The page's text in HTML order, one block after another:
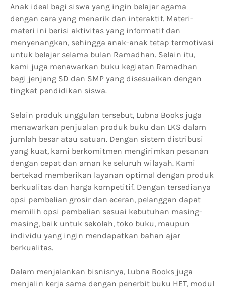
Anak ideal bagi siswa yang ingin belajar agama
dengan cara yang menarik dan interaktif. Materi-
materi ini berisi aktivitas yang informatif dan
menyenangkan, sehingga anak-anak tetap termotivasi
untuk belajar selama bulan Ramadhan. Selain itu,
kami juga menawarkan buku kegiatan Ramadhan
bagi jenjang SD dan SMP yang disesuaikan dengan
tingkat pendidikan siswa.
Selain produk unggulan tersebut, Lubna Books juga
menawarkan penjualan produk buku dan LKS dalam
jumlah besar atau satuan. Dengan sistem distribusi
yang kuat, kami berkomitmen mengirimkan pesanan
dengan cepat dan aman ke seluruh wilayah. Kami
bertekad memberikan layanan optimal dengan produk
berkualitas dan harga kompetitif. Dengan tersedianya
opsi pembelian grosir dan eceran, pelanggan dapat
memilih opsi pembelian sesuai kebutuhan masing-
masing, baik untuk sekolah, toko buku, maupun
individu yang ingin mendapatkan bahan ajar
berkualitas.
Dalam menjalankan bisnisnya, Lubna Books juga
menjalin kerja sama dengan penerbit buku HET, modul